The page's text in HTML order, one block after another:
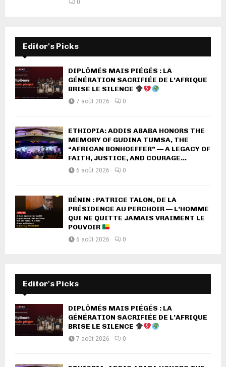
0
Editor's Picks
DIPLÔMÉS MAIS PIÉGÉS : LA
GÉNÉRATION SACRIFIÉE DE L’AFRIQUE
BRISE LE SILENCE
7 août 2026 0
ETHIOPIA: ADDIS ABABA HONORS THE
MEMORY OF GUDINA TUMSA, THE
“AFRICAN BONHOEFFER” — A LEGACY OF
FAITH, JUSTICE, AND COURAGE...
6 août 2026 0
BÉNIN : PATRICE TALON, DE LA
PRÉSIDENCE AU PERCHOIR — L’HOMME
QUI NE QUITTE JAMAIS VRAIMENT LE
POUVOIR
6 août 2026 0
Editor's Picks
DIPLÔMÉS MAIS PIÉGÉS : LA
GÉNÉRATION SACRIFIÉE DE L’AFRIQUE
BRISE LE SILENCE
7 août 2026 0